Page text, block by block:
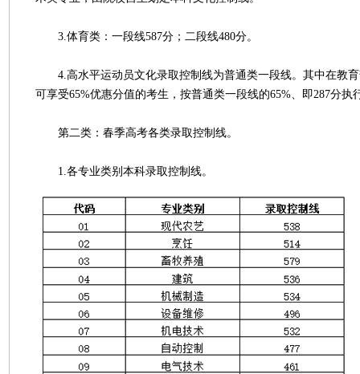
3.体育类：一段线587分；二段线480分。
4.高水平运动员文化录取控制线为普通类一段线。其中在教育
可享受65%优惠分值的考生，按普通类一段线的65%、即287分执
第二类：春季高考各类录取控制线。
1.各专业类别本科录取控制线。